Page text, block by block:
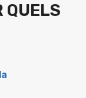
QUELS